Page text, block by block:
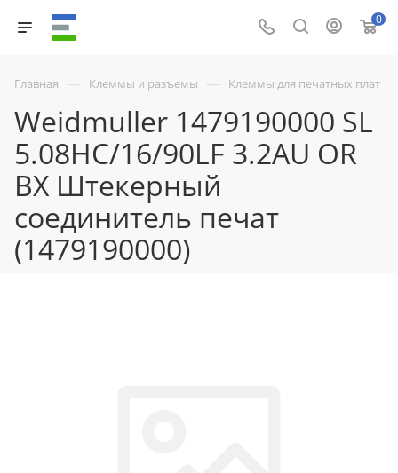
0
Главная — Клеммы и разъемы — Клеммы для печатных плат
Weidmuller 1479190000 SL
5.08HC/16/90LF 3.2AU OR
BX Штекерный
соединитель печат
(1479190000)